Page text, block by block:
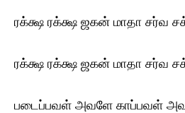
ரக்க்ஷ ரக்க்ஷ ஜகன் மாதா சர்வ
ரக்க்ஷ ரக்க்ஷ ஜகன் மாதா சர்வ
படைப்பவள் அவளே காப்பவள்